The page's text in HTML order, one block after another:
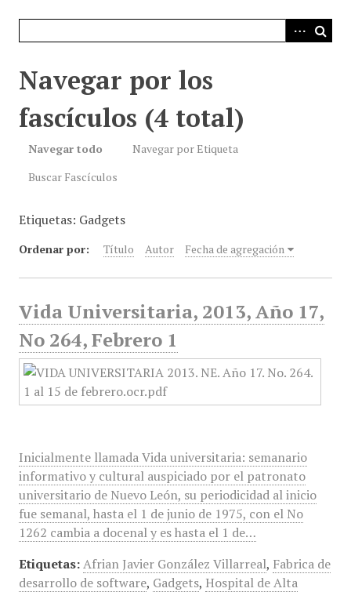
Navegar por los
fascículos (4 total)
Navegar todo
Navegar por Etiqueta
Buscar Fascículos
Etiquetas: Gadgets
Ordenar por: Título Autor Fecha de agregación
Vida Universitaria, 2013, Año 17,
No 264, Febrero 1
Inicialmente llamada Vida universitaria: semanario
informativo y cultural auspiciado por el patronato
universitario de Nuevo León, su periodicidad al inicio
fue semanal, hasta el 1 de junio de 1975, con el No
1262 cambia a docenal y es hasta el 1 de…
Etiquetas: Afrian Javier González Villarreal, Fabrica de
desarrollo de software, Gadgets, Hospital de Alta